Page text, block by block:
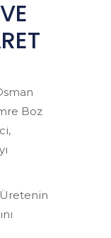
Boz
Üretenin